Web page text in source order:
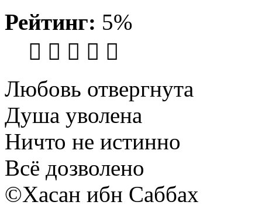
Рейтинг: 5%
Любовь отвергнута
Душа уволена
Ничто не истинно
Всё дозволено
©Хасан ибн Саббах